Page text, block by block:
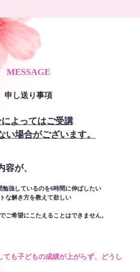
MESSAGE
申し送り事項
よってはご受講
い場合がございます。
が、
勉強しているのを6時間に伸ばしたい
な解き方を教えて欲しい
ご希望にこたえることはできません。
ても子どもの成績が上がらず、どうし